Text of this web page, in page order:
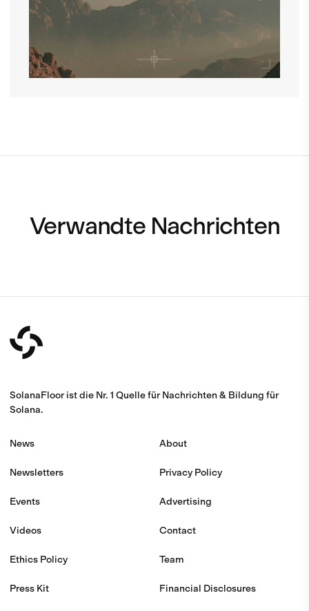
Verwandte Nachrichten
SolanaFloor ist die Nr. 1 Quelle für Nachrichten & Bildung für
Solana.
News
Newsletters
Events
Videos
Ethics Policy
Press Kit
About
Privacy Policy
Advertising
Contact
Team
Financial Disclosures